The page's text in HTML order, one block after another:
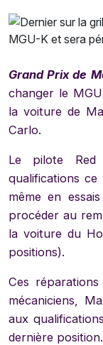
Grand Prix de
changer le
la voiture de
Carlo.
Le pilote
qualifications ce
même en
procéder au
la voiture du
positions).
Ces
mécaniciens,
aux
dernière position.